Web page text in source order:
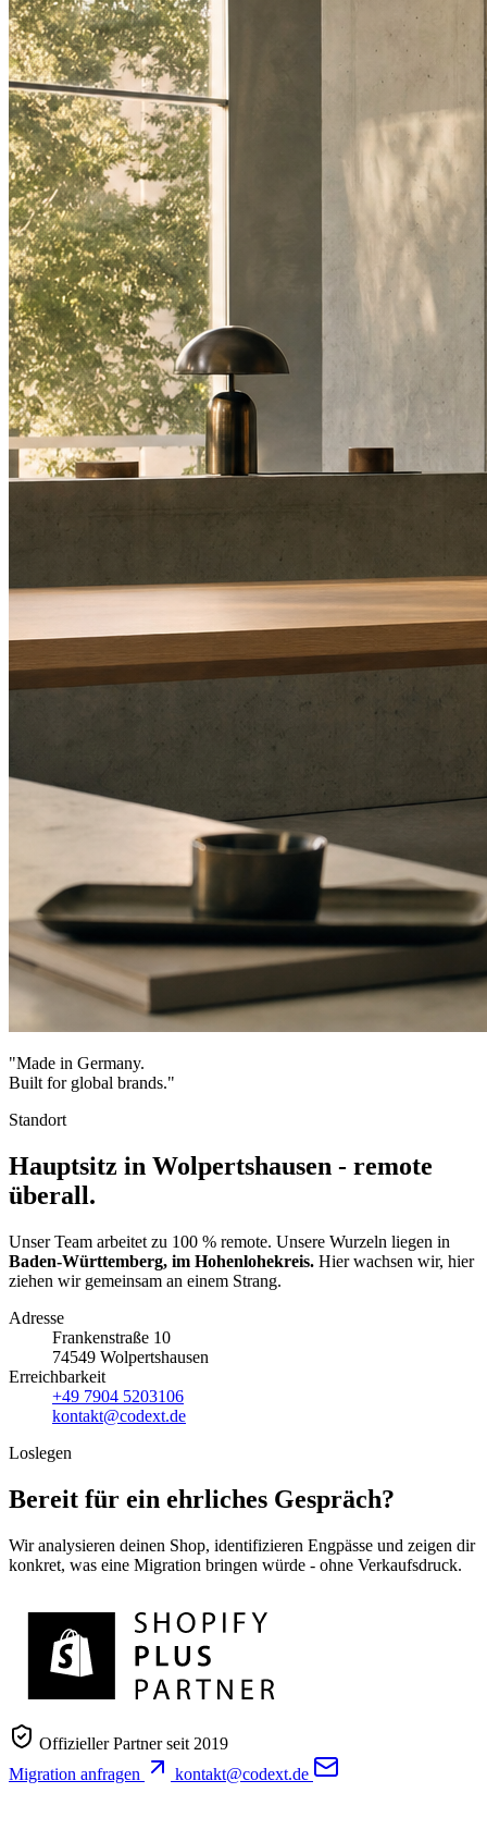
"Made in Germany.
Built for global brands."
Standort
Hauptsitz in Wolpertshausen - remote
überall.
Unser Team arbeitet zu 100 % remote. Unsere Wurzeln liegen in
Baden-Württemberg, im Hohenlohekreis. Hier wachsen wir, hier
ziehen wir gemeinsam an einem Strang.
Adresse
Frankenstraße 10
74549 Wolpertshausen
Erreichbarkeit
+49 7904 5203106
kontakt@codext.de
Loslegen
Bereit für ein ehrliches Gespräch?
Wir analysieren deinen Shop, identifizieren Engpässe und zeigen dir
konkret, was eine Migration bringen würde - ohne Verkaufsdruck.
Offizieller Partner seit 2019
Migration anfragen
kontakt@codext.de